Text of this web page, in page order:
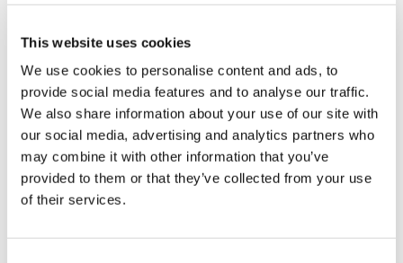
This website uses cookies
We use cookies to personalise content and ads, to
provide social media features and to analyse our traffic.
We also share information about your use of our site with
our social media, advertising and analytics partners who
may combine it with other information that you’ve
provided to them or that they’ve collected from your use
of their services.
Locatie:
start bij de oorzaken en gevolgen van disruptie voor
ondernemingen, ketens, sectoren en niet te
vergeten consumenten. Kennis en inzichten uit de
theorie en praktijk helpen bij het herkennen en
begrijpen van onderliggende structuren en
dynamiek van disruptie.